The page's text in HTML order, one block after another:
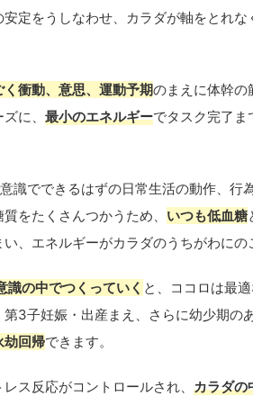
安定をうしなわせ、カラダが軸をとれ
く衝動、意思、運動予期のまえに体幹の
に、 最小のエネルギーでタスク完了ま
識でできるはずの日常生活の動作、行
をたくさんつかうため、 いつも低血糖
、エネルギーがカラダのうちがわにの
識の中でつくっていく と、ココロは最
第3子妊娠・出産まえ、さらに幼少期の
劫回帰できます。
ス反応がコントロールされ、 カラダの